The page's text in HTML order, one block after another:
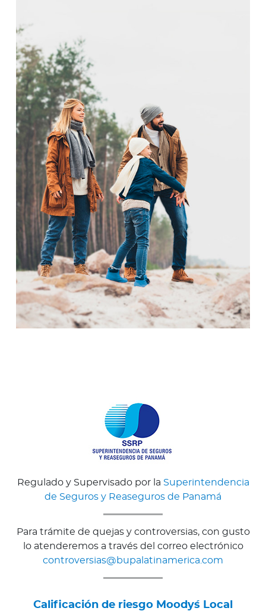
Regulado y Supervisado por la Superintendencia
de Seguros y Reaseguros de Panamá
Para trámite de quejas y controversias, con gusto
lo atenderemos a través del correo electrónico
controversias@bupalatinamerica.com
Calificación de riesgo Moody´s Local